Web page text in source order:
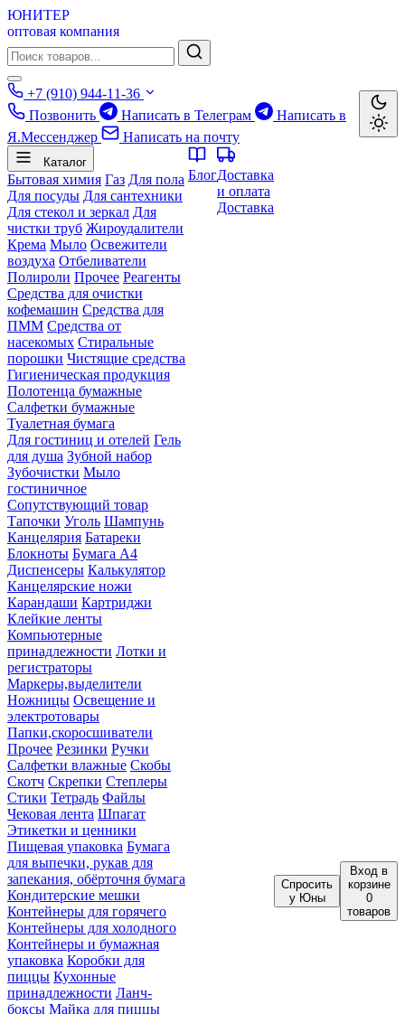
ЮНИТЕР
оптовая компания
+7 (910) 944-11-36
Позвонить
Написать в Телеграм
Написать в
Я.Мессенджер
Написать на почту
Каталог
Бытовая химия Газ Для пола
Для посуды Для сантехники
Для стекол и зеркал Для
чистки труб Жироудалители
Крема Мыло Освежители
воздуха Отбеливатели
Полироли Прочее Реагенты
Средства для очистки
кофемашин Средства для
ПММ Средства от
насекомых Стиральные
порошки Чистящие средства
Гигиеническая продукция
Полотенца бумажные
Салфетки бумажные
Туалетная бумага
Для гостиниц и отелей Гель
для душа Зубной набор
Зубочистки Мыло
гостиничное
Сопутствующий товар
Тапочки Уголь Шампунь
Канцелярия Батареки
Блокноты Бумага А4
Диспенсеры Калькулятор
Канцелярские ножи
Карандаши Картриджи
Клейкие ленты
Компьютерные
принадлежности Лотки и
регистраторы
Маркеры,выделители
Ножницы Освещение и
электротовары
Папки,скоросшиватели
Прочее Резинки Ручки
Салфетки влажные Скобы
Скотч Скрепки Степлеры
Стики Тетрадь Файлы
Чековая лента Шпагат
Этикетки и ценники
Пищевая упаковка Бумага
для выпечки, рукав для
запекания, обёрточня бумага
Кондитерские мешки
Контейнеры для горячего
Контейнеры для холодного
Контейнеры и бумажная
упаковка Коробки для
пиццы Кухонные
принадлежности Ланч-
боксы Майка для пиццы
БлогДоставка
и оплата
Доставка
Спросить
у Юны
Вход в
корзине
0
товаров